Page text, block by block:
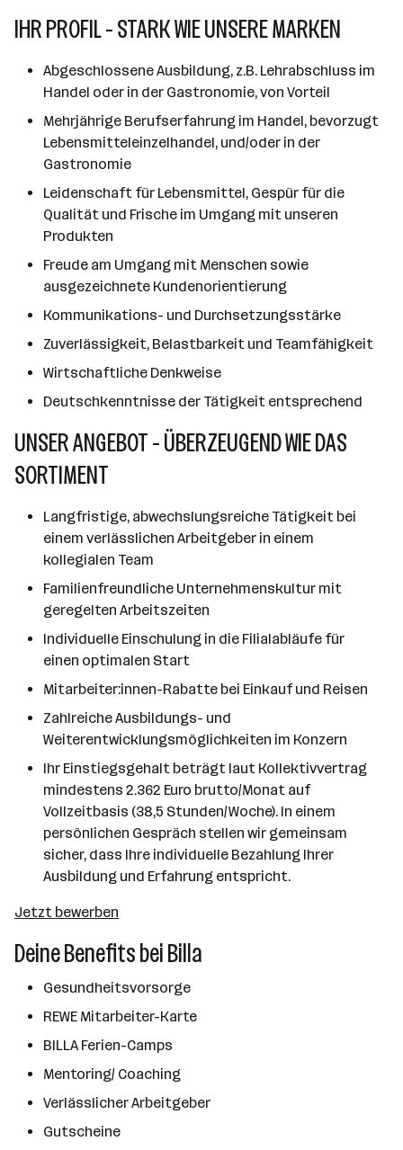
IHR PROFIL - STARK WIE UNSERE MARKEN
Abgeschlossene Ausbildung, z.B. Lehrabschluss im
Handel oder in der Gastronomie, von Vorteil
Mehrjährige Berufserfahrung im Handel, bevorzugt
Lebensmitteleinzelhandel, und/oder in der
Gastronomie
Leidenschaft für Lebensmittel, Gespür für die
Qualität und Frische im Umgang mit unseren
Produkten
Freude am Umgang mit Menschen sowie
ausgezeichnete Kundenorientierung
Kommunikations- und Durchsetzungsstärke
Zuverlässigkeit, Belastbarkeit und Teamfähigkeit
Wirtschaftliche Denkweise
Deutschkenntnisse der Tätigkeit entsprechend
UNSER ANGEBOT - ÜBERZEUGEND WIE DAS
SORTIMENT
Langfristige, abwechslungsreiche Tätigkeit bei
einem verlässlichen Arbeitgeber in einem
kollegialen Team
Familienfreundliche Unternehmenskultur mit
geregelten Arbeitszeiten
Individuelle Einschulung in die Filialabläufe für
einen optimalen Start
Mitarbeiter:innen-Rabatte bei Einkauf und Reisen
Zahlreiche Ausbildungs- und
Weiterentwicklungsmöglichkeiten im Konzern
Ihr Einstiegsgehalt beträgt laut Kollektivvertrag
mindestens 2.362 Euro brutto/Monat auf
Vollzeitbasis (38,5 Stunden/Woche). In einem
persönlichen Gespräch stellen wir gemeinsam
sicher, dass Ihre individuelle Bezahlung Ihrer
Ausbildung und Erfahrung entspricht.
Jetzt bewerben
Deine Benefits bei Billa
Gesundheitsvorsorge
REWE Mitarbeiter-Karte
BILLA Ferien-Camps
Mentoring/ Coaching
Verlässlicher Arbeitgeber
Gutscheine